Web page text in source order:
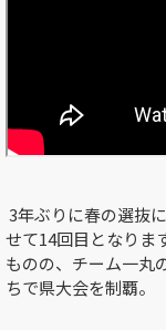
3年ぶりに春の選抜
せて14回目となりま
ものの、チーム一丸
ちで県大会を制覇。